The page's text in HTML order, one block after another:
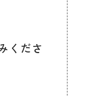
くださ